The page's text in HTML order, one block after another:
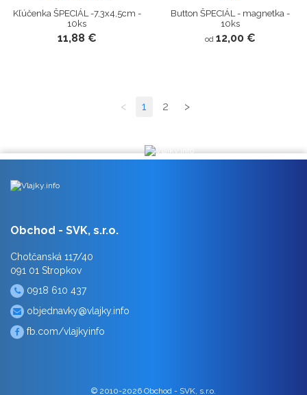
Kľúčenka ŠPECIÁL -7,3x4,5cm -
10ks
11,88 €
Button ŠPECIÁL - magnetka -
10ks
od 12,00 €
< 1 2 >
Obchod - SVK, s.r.o.
Chotčanská 117/40
091 01 Stropkov
0918 610 437
objednavky@vlajky.info
fb.com/vlajkyinfo
© 2010-2026 Obchod - SVK, s.r.o.